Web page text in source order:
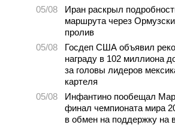
05/08
Иран раскрыл
маршрута через
пролив
05/08
Госдеп США объявил
награду в 102 миллиона
за головы лидеров
картеля
05/08
Инфантино пообещал
финал чемпионата мира
в обмен на поддержку на